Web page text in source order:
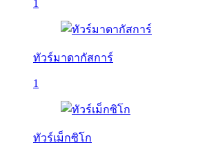
1
ทัวร์มาดากัสการ์
1
ทัวร์เม็กซิโก